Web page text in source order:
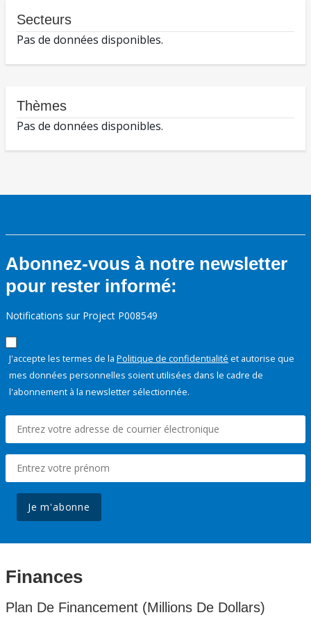
Secteurs
Pas de données disponibles.
Thèmes
Pas de données disponibles.
Abonnez-vous à notre newsletter
pour rester informé:
Notifications sur Project P008549
J'accepte les termes de la Politique de confidentialité et autorise que
mes données personnelles soient utilisées dans le cadre de
l'abonnement à la newsletter sélectionnée.
Je m'abonne
Finances
Plan De Financement (Millions De Dollars)